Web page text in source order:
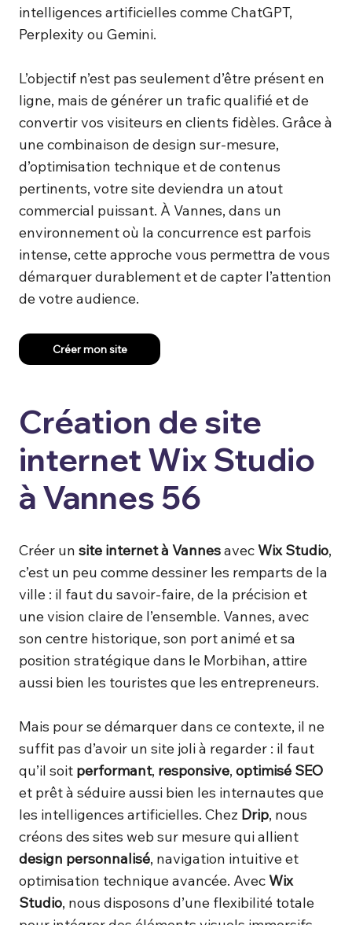
intelligences artificielles comme ChatGPT,
Perplexity ou Gemini.
L’objectif n’est pas seulement d’être présent en
ligne, mais de générer un trafic qualifié et de
convertir vos visiteurs en clients fidèles. Grâce à
une combinaison de design sur-mesure,
d’optimisation technique et de contenus
pertinents, votre site deviendra un atout
commercial puissant. À Vannes, dans un
environnement où la concurrence est parfois
intense, cette approche vous permettra de vous
démarquer durablement et de capter l’attention
de votre audience.
Créer mon site
Création de site
internet Wix Studio
à Vannes 56
Créer un site internet à VannesavecWix Studio,
c’est un peu comme dessiner les remparts de la
ville : il faut du savoir-faire, de la précision et
une vision claire de l’ensemble. Vannes, avec
son centre historique, son port animé et sa
position stratégique dans le Morbihan, attire
aussi bien les touristes que les entrepreneurs.
Mais pour se démarquer dans ce contexte, il ne
suffit pas d’avoir un site joli à regarder : il faut
qu’il soit performant, responsive, optimisé SEO
et prêt à séduire aussi bien les internautes que
les intelligences artificielles. Chez Drip, nous
créons des sites web sur mesure qui allient
design personnalisé, navigation intuitive et
optimisation technique avancée. AvecWix
Studio, nous disposons d’une flexibilité totale